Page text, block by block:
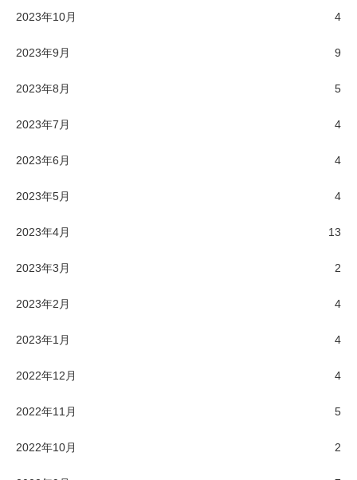
2023年10月 4
2023年9月 9
2023年8月 5
2023年7月 4
2023年6月 4
2023年5月 4
2023年4月 13
2023年3月 2
2023年2月 4
2023年1月 4
2022年12月 4
2022年11月 5
2022年10月 2